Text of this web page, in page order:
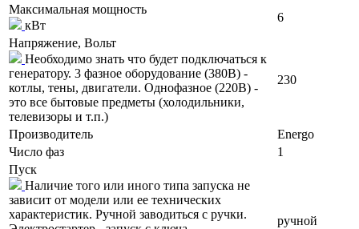
Максимальная мощность
кВт
6
Напряжение, Вольт
Необходимо знать что будет подключаться к
генератору. 3 фазное оборудование (380В) -
котлы, тены, двигатели. Однофазное (220В) -
это все бытовые предметы (холодильники,
телевизоры и т.п.)
230
Производитель
Energo
Число фаз
1
Пуск
Наличие того или иного типа запуска не
зависит от модели или ее технических
характеристик. Ручной заводиться с ручки.
ручной